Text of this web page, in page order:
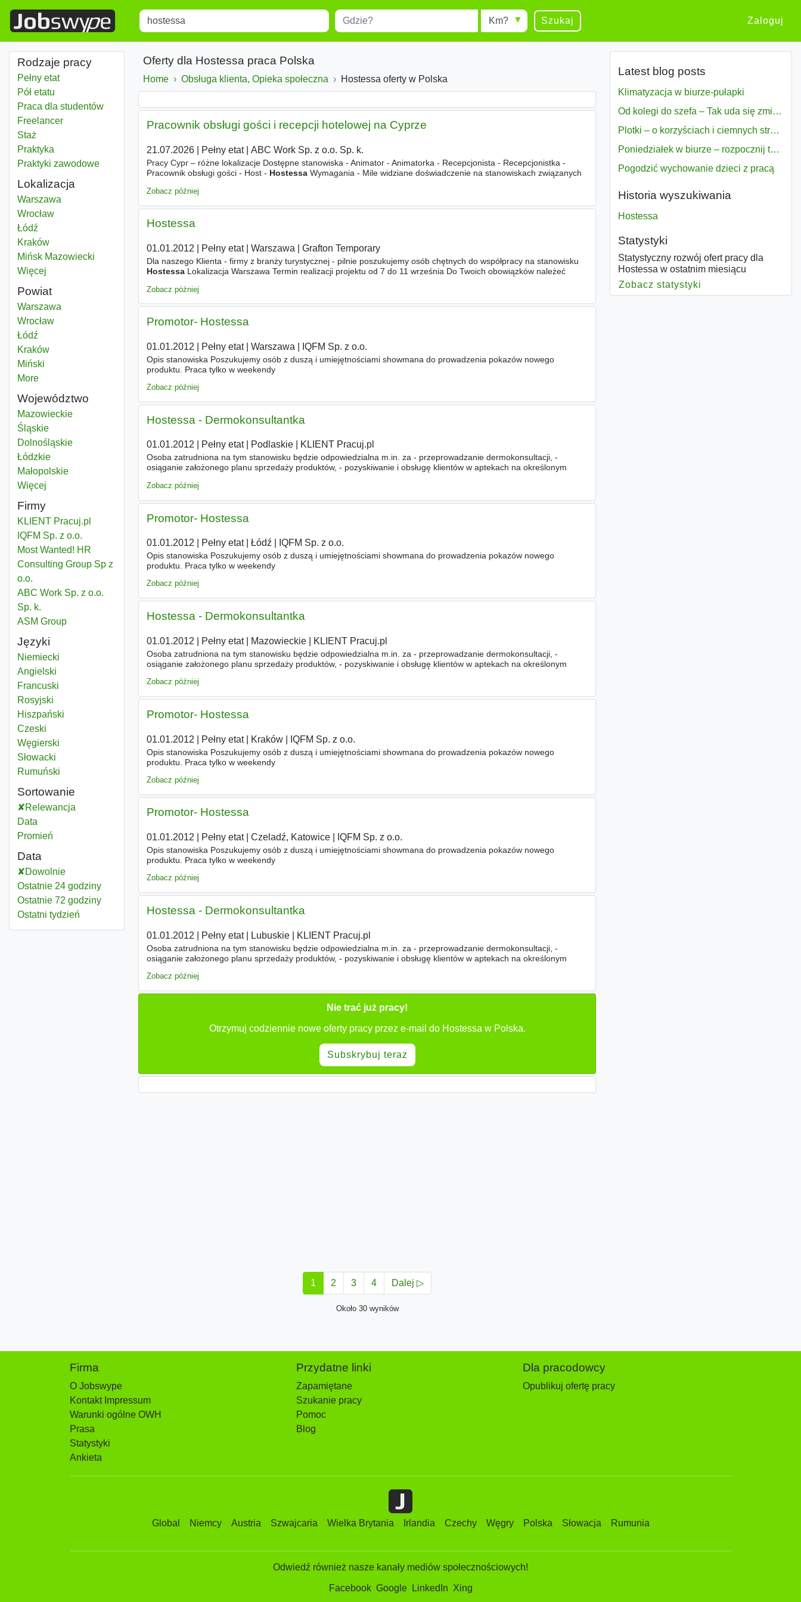
Title Miejscowość Radius Szukaj Zaloguj
Rodzaje pracy
Pełny etat
Pół etatu
Praca dla studentów
Freelancer
Staż
Praktyka
Praktyki zawodowe
Lokalizacja
Hostessa
Warszawa
Hostessa
Wrocław
Hostessa
Łódź
Hostessa
Kraków
Hostessa
Mińsk Mazowiecki
Więcej
Powiat
Hostessa
Warszawa
Hostessa
WrocławPowiat
Hostessa
Łódź
Hostessa
KrakówPowiat
Hostessa
Miński
Moredistricts
Województwo
Hostessa
MazowieckieWojewództwo
Hostessa
ŚląskieWojewództwo
Hostessa
DolnośląskieWojewództwo
Hostessa
ŁódzkieWojewództwo
Hostessa
MałopolskieWojewództwo
Więcej
Firmy
KLIENT Pracuj.pl
IQFM Sp. z o.o.
Most Wanted! HR
Consulting Group Sp z
o.o.
ABC Work Sp. z o.o.
Sp. k.
ASM Group
Języki
Niemiecki
Angielski
Francuski
Rosyjski
Hiszpański
Czeski
Węgierski
Słowacki
Rumuński
Sortowanie
Relewancja
Data
Promień
Data
Dowolnie
Ostatnie 24 godziny
Ostatnie 72 godziny
Ostatni tydzień
Oferty dla Hostessa praca Polska
Home Obsługa klienta, Opieka społeczna Hostessa oferty w Polska
Pracownik obsługi gości i recepcji hotelowej na Cyprze
21.07.2026| Pełny etat| ABC Work Sp. z o.o. Sp. k.
Pracy Cypr – różne lokalizacje Dostępne stanowiska - Animator - Animatorka - Recepcjonista - Recepcjonistka -
Pracownik obsługi gości - Host - HostessaWymagania - Mile widziane doświadczenie na stanowiskach związanych
Zobacz później
Hostessa
01.01.2012 Pełny etat| Warszawa Grafton Temporary
Dla naszego Klienta - firmy z branży turystycznej - pilnie poszukujemy osób chętnych do współpracy na stanowisku
HostessaLokalizacja Warszawa Termin realizacji projektu od 7 do 11 września Do Twoich obowiązków należeć
Zobacz później
Promotor- Hostessa
01.01.2012 Pełny etat| Warszawa IQFM Sp. z o.o.
Opis stanowiska Poszukujemy osób z duszą i umiejętnościami showmana do prowadzenia pokazów nowego
produktu. Praca tylko w weekendy
Zobacz później
Hostessa - Dermokonsultantka
01.01.2012 Pełny etat| Podlaskie| KLIENT Pracuj.pl
Osoba zatrudniona na tym stanowisku będzie odpowiedzialna m.in. za - przeprowadzanie dermokonsultacji, -
osiąganie założonego planu sprzedaży produktów, - pozyskiwanie i obsługę klientów w aptekach na określonym
Zobacz później
Promotor- Hostessa
01.01.2012 Pełny etat| Łódź IQFM Sp. z o.o.
Opis stanowiska Poszukujemy osób z duszą i umiejętnościami showmana do prowadzenia pokazów nowego
produktu. Praca tylko w weekendy
Zobacz później
Hostessa - Dermokonsultantka
01.01.2012 Pełny etat| Mazowieckie| KLIENT Pracuj.pl
Osoba zatrudniona na tym stanowisku będzie odpowiedzialna m.in. za - przeprowadzanie dermokonsultacji, -
osiąganie założonego planu sprzedaży produktów, - pozyskiwanie i obsługę klientów w aptekach na określonym
Zobacz później
Promotor- Hostessa
01.01.2012 Pełny etat| Kraków| IQFM Sp. z o.o.
Opis stanowiska Poszukujemy osób z duszą i umiejętnościami showmana do prowadzenia pokazów nowego
produktu. Praca tylko w weekendy
Zobacz później
Promotor- Hostessa
01.01.2012 Pełny etat| Czeladź, Katowice| IQFM Sp. z o.o.
Opis stanowiska Poszukujemy osób z duszą i umiejętnościami showmana do prowadzenia pokazów nowego
produktu. Praca tylko w weekendy
Zobacz później
Hostessa - Dermokonsultantka
01.01.2012 Pełny etat| Lubuskie| KLIENT Pracuj.pl
Osoba zatrudniona na tym stanowisku będzie odpowiedzialna m.in. za - przeprowadzanie dermokonsultacji, -
osiąganie założonego planu sprzedaży produktów, - pozyskiwanie i obsługę klientów w aptekach na określonym
Zobacz później
Nie trać już pracy!
Otrzymuj codziennie nowe oferty pracy przez e-mail do Hostessa w Polska.
Subskrybuj teraz
1 2 3 4 Dalej ▷
Około 30 wyników
Latest blog posts
Klimatyzacja w biurze-pułapki
Od kolegi do szefa – Tak uda się zmiana bezproblemowo
Plotki – o korzyściach i ciemnych stronach
Poniedziałek w biurze – rozpocznij tydzień w pełni zmotywowany
Pogodzić wychowanie dzieci z pracą
Historia wyszukiwania
Hostessa
Statystyki
Statystyczny rozwój ofert pracy dla
Hostessa w ostatnim miesiącu
Zobacz statystyki
Firma
O Jobswype
Kontakt Impressum
Warunki ogólne OWH
Prasa
Statystyki
Ankieta
Przydatne linki
Zapamiętane
Szukanie pracy
Pomoc
Blog
Dla pracodowcy
Opublikuj ofertę pracy
Global Niemcy Austria Szwajcaria Wielka Brytania Irlandia Czechy Węgry Polska Słowacja Rumunia
Odwiedź również nasze kanały mediów społecznościowych!
Facebook Google LinkedIn Xing